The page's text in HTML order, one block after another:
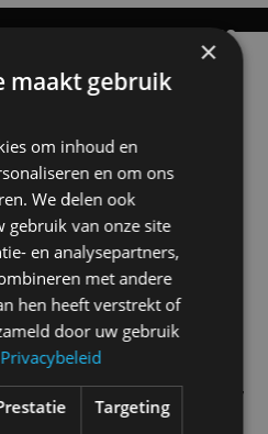
EXPERIENCE 2026?
tot 26 september
BMW iX3 vs Volvo EX60 – Welke
Chevrolet Corvette Z06
Revuelto eert 60 jaar Miura met
op je laadkabel: nergens voor nodig,
daarom geweldig
×
maakt gebruik
om inhoud en
en om ons
We delen ook
gebruik van onze site
en analysepartners,
met andere
hen heeft verstrekt of
door uw gebruik
Privacybeleid
Targeting